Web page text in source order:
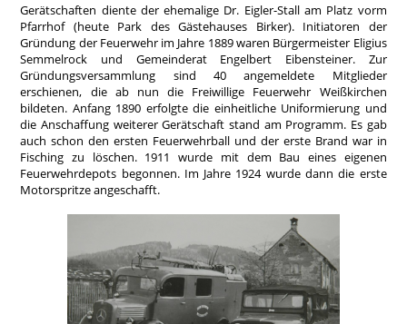
Gerätschaften diente der ehemalige Dr. Eigler-Stall am Platz vorm
Pfarrhof (heute Park des Gästehauses Birker). Initiatoren der
Gründung der Feuerwehr im Jahre 1889 waren Bürgermeister Eligius
Semmelrock und Gemeinderat Engelbert Eibensteiner. Zur
Gründungsversammlung sind 40 angemeldete Mitglieder
erschienen, die ab nun die Freiwillige Feuerwehr Weißkirchen
bildeten. Anfang 1890 erfolgte die einheitliche Uniformierung und
die Anschaffung weiterer Gerätschaft stand am Programm. Es gab
auch schon den ersten Feuerwehrball und der erste Brand war in
Fisching zu löschen. 1911 wurde mit dem Bau eines eigenen
Feuerwehrdepots begonnen. Im Jahre 1924 wurde dann die erste
Motorspritze angeschafft.